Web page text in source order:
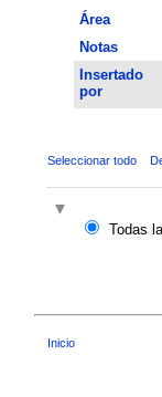
Área
Notas
Insertado
por
Seleccionar todo
Todas
Inicio